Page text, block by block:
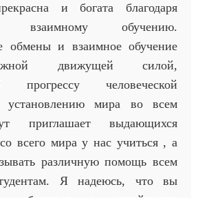
и богата благодаря
обучению.
обмены и взаимное обучение
движущей силой,
прогрессу человеческой
установлению мира во всем
приглашает выдающихся
всего мира у нас учиться , а
различную помощь всем
Я надеюсь, что вы